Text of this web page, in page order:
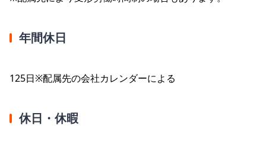
年間休日
125日※配属先の会社カレンダーによる
休日・休暇